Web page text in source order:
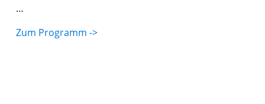
…
Zum Programm ->